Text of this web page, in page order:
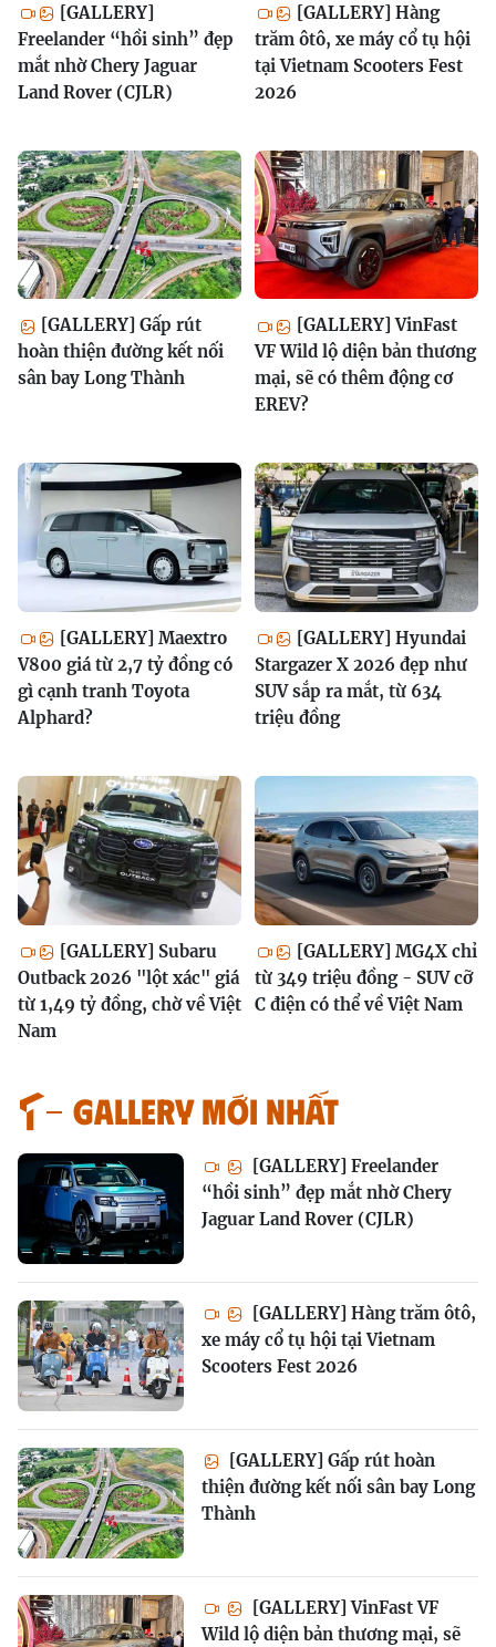
[GALLERY]
Freelander “hồi sinh” đẹp
mắt nhờ Chery Jaguar
Land Rover (CJLR)
[GALLERY] Hàng
trăm ôtô, xe máy cổ tụ hội
tại Vietnam Scooters Fest
2026
[GALLERY] Gấp rút
hoàn thiện đường kết nối
sân bay Long Thành
[GALLERY] VinFast
VF Wild lộ diện bản thương
mại, sẽ có thêm động cơ
EREV?
[GALLERY] Maextro
V800 giá từ 2,7 tỷ đồng có
gì cạnh tranh Toyota
Alphard?
[GALLERY] Hyundai
Stargazer X 2026 đẹp như
SUV sắp ra mắt, từ 634
triệu đồng
[GALLERY] Subaru
Outback 2026 "lột xác" giá
từ 1,49 tỷ đồng, chờ về Việt
Nam
[GALLERY] MG4X chỉ
từ 349 triệu đồng - SUV cỡ
C điện có thể về Việt Nam
GALLERY MỚI NHẤT
[GALLERY] Freelander
“hồi sinh” đẹp mắt nhờ Chery
Jaguar Land Rover (CJLR)
[GALLERY] Hàng trăm ôtô,
xe máy cổ tụ hội tại Vietnam
Scooters Fest 2026
[GALLERY] Gấp rút hoàn
thiện đường kết nối sân bay Long
Thành
[GALLERY] VinFast VF
Wild lộ diện bản thương mại, sẽ